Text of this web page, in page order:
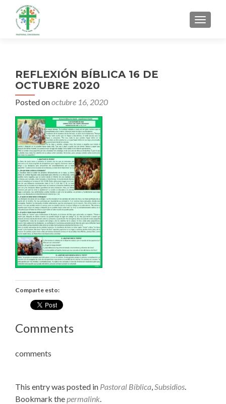
MENU
REFLEXIÓN BÍBLICA 16 DE
OCTUBRE 2020
Posted onoctubre 16, 2020
Comparte esto:
Comments
comments
This entry was posted in Pastoral Bíblica,Subsidios.
Bookmark thepermalink.